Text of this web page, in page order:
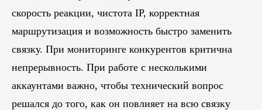
скорость реакции, чистота IP, корректная
маршрутизация и возможность быстро заменить
связку. При мониторинге конкурентов критична
непрерывность. При работе с несколькими
аккаунтами важно, чтобы технический вопрос
решался до того, как он повлияет на всю связку